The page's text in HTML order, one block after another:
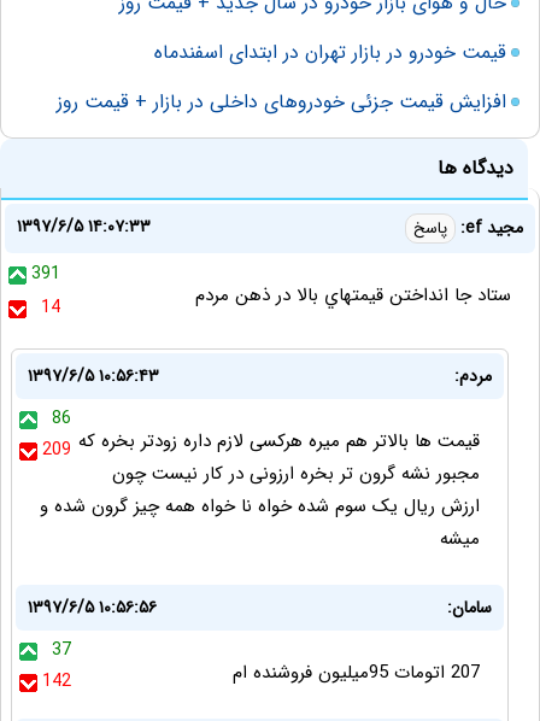
قیمت خودرو در بازار تهران در ابتدای اسفندماه
افزایش قیمت جزئی خودروهای داخلی در بازار + قیمت روز
دیدگاه ها
مجيد ef: پاسخ
۱۳۹۷/۶/۵ ۱۴:۰۷:۳۳
391
14
ستاد جا انداختن قيمتهاي بالا در ذهن مردم
مردم:
۱۳۹۷/۶/۵ ۱۰:۵۶:۴۳
86
209 قیمت ها بالاتر هم میره هرکسی لازم داره زودتر بخره که
مجبور نشه گرون تر بخره ارزونی در کار نیست چون
ارزش ریال یک سوم شده خواه نا خواه همه چیز گرون شده و
میشه
سامان:
۱۳۹۷/۶/۵ ۱۰:۵۶:۵۶
37
142
207 اتومات 95میلیون فروشنده ام